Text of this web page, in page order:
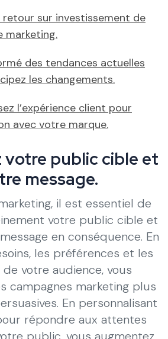
retour sur investissement de
marketing.
des tendances actuelles
les changements.
l’expérience client pour
avec votre marque.
votre public cible et
message.
il est essentiel de
votre public cible et
en conséquence. En
les préférences et les
votre audience, vous
campagnes marketing plus
En personnalisant
répondre aux attentes